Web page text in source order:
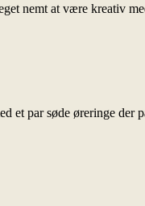
nemt at være kreativ
par søde øreringe der